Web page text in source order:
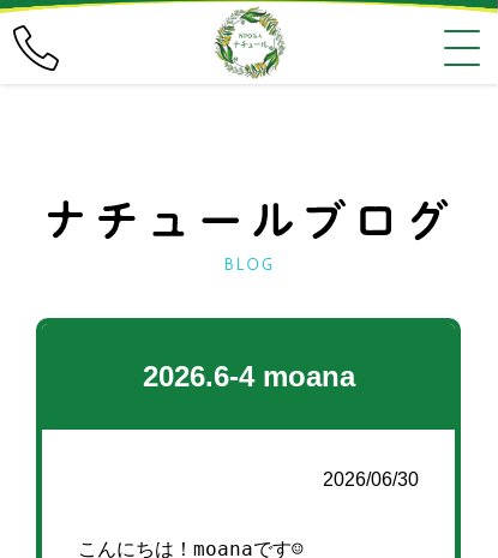
2026.6-4 moana
2026/06/30
こんにちは！moanaです☺